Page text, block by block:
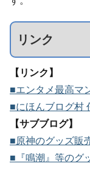
リンク
【リンク】
■エンタメ最高マ
■にほんブログ村
【サブブログ】
■原神のグッズ販
■『鳴潮』等のグ